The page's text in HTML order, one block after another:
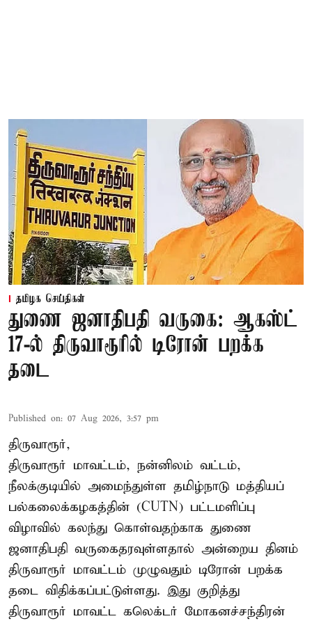
தமிழக செய்திகள்
துணை ஜனாதிபதி வருகை: ஆகஸ்ட்
17-ல் திருவாரூரில் டிரோன் பறக்க
தடை
Published on: 07 Aug 2026, 3:57 pm
திருவாரூர்,
திருவாரூர் மாவட்டம், நன்னிலம் வட்டம்,
நீலக்குடியில் அமைந்துள்ள தமிழ்நாடு மத்தியப்
பல்கலைக்கழகத்தின் (CUTN) பட்டமளிப்பு
விழாவில் கலந்து கொள்வதற்காக துணை
ஜனாதிபதி வருகைதரவுள்ளதால் அன்றைய தினம்
திருவாரூர் மாவட்டம் முழுவதும் டிரோன் பறக்க
தடை விதிக்கப்பட்டுள்ளது. இது குறித்து
திருவாரூர் மாவட்ட கலெக்டர் மோகனச்சந்திரன்